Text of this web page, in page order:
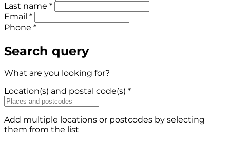
Last name *
Email *
Phone *
Search query
What are you looking for?
Location(s) and postal code(s) *
Add multiple locations or postcodes by selecting
them from the list